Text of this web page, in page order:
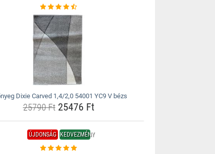
Dixie Carved 1,4/2,0 54001 YC9 V bézs
25790 Ft25476 Ft
ÚJDONSÁG KEDVEZMÉNY